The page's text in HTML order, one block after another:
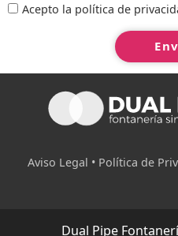
Acepto la política de
Aviso Legal • Política de
Dual Pipe